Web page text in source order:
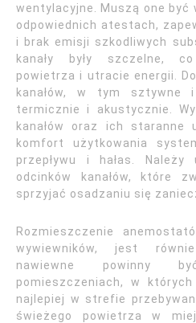
wentylacyjne. Muszą one być
odpowiednich atestach,
i brak emisji szkodliwych
kanały były szczelne,
powietrza i utracie energii.
kanałów, w tym sztywne
termicznie i akustycznie.
kanałów oraz ich staranne
komfort użytkowania
przepływu i hałas. Należy
odcinków kanałów, które
sprzyjać osadzaniu się
Rozmieszczenie
wywiewników, jest
nawiewne powinny
pomieszczeniach, w których
najlepiej w strefie
świeżego powietrza w